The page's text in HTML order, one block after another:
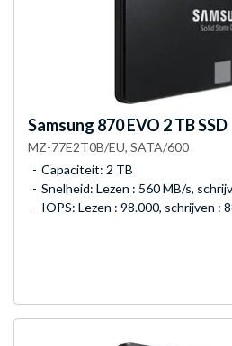
Samsung 870 EVO 2 TB SSD
MZ-77E2T0B/EU, SATA/600
Capaciteit: 2 TB
Snelheid: Lezen : 560 MB/s,
IOPS: Lezen : 98.000, schrijven :